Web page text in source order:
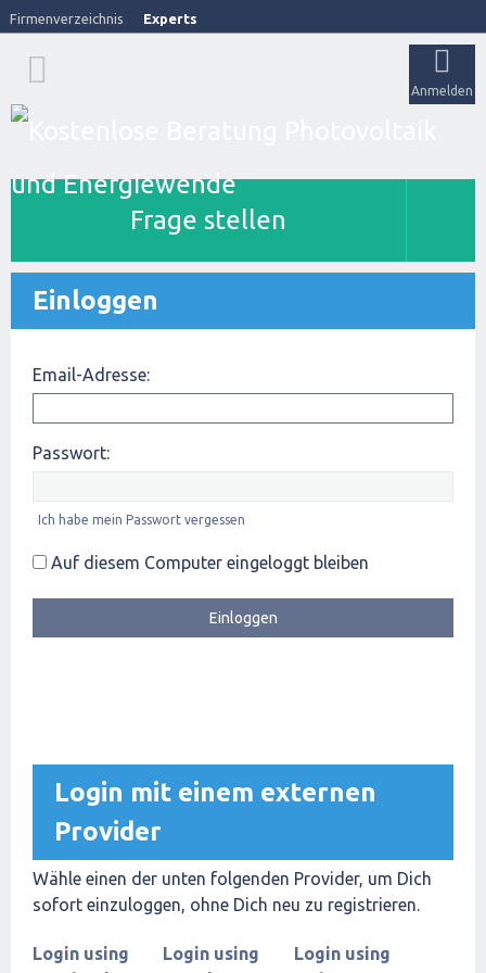
Firmenverzeichnis Experts
Anmelden
Frage stellen
Einloggen
Email-Adresse:
Passwort:
Ich habe mein Passwort vergessen
Auf diesem Computer eingeloggt bleiben
Login mit einem externen
Provider
Wähle einen der unten folgenden Provider, um Dich
sofort einzuloggen, ohne Dich neu zu registrieren.
Login using
Login using
Login using